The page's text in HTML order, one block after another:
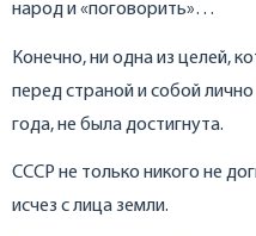
народ и «поговорить»…
Конечно, ни одна из целей,
перед страной и собой
года, не была достигнута.
СССР не только никого не
исчез с лица земли.